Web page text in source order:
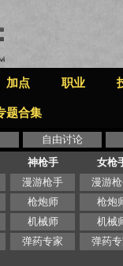
加点 职业
题合集
自由讨论
神枪手
漫游枪手
枪炮师
机械师
弹药专家
女枪
漫游
枪炮
机械
弹药